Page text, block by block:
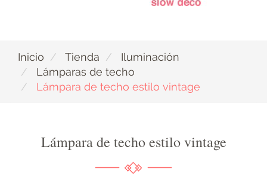
Inicio Tienda
Iluminación
Lámparas de techo
Lámpara de techo estilo vintage
Lámpara de techo estilo vintage